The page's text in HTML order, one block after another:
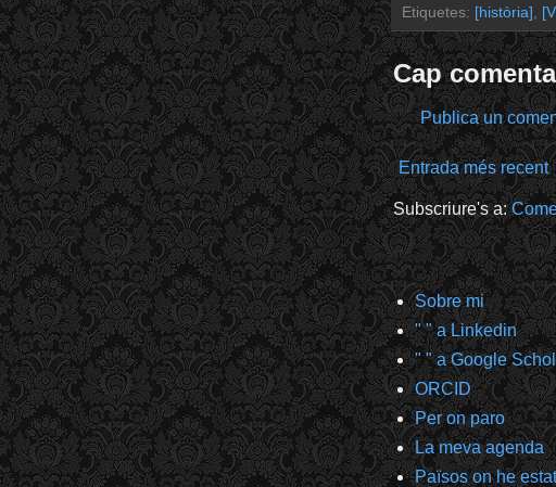
Etiquetes: [història]
Cap
Publica un
Entrada més recent
Subscriure's a:
Sobre mi
" " a Linkedin
" " a Google
ORCID
Per on paro
La meva agenda
Països on he estat